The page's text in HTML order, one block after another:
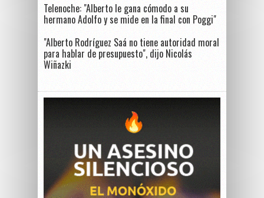
Telenoche: "Alberto le gana cómodo a su
hermano Adolfo y se mide en la final con Poggi"
"Alberto Rodríguez Saá no tiene autoridad moral
para hablar de presupuesto", dijo Nicolás
Wiñazki